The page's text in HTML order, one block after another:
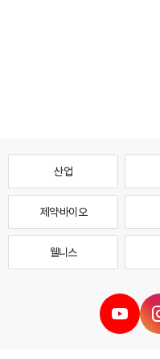
산업
제약·바이오
웰니스